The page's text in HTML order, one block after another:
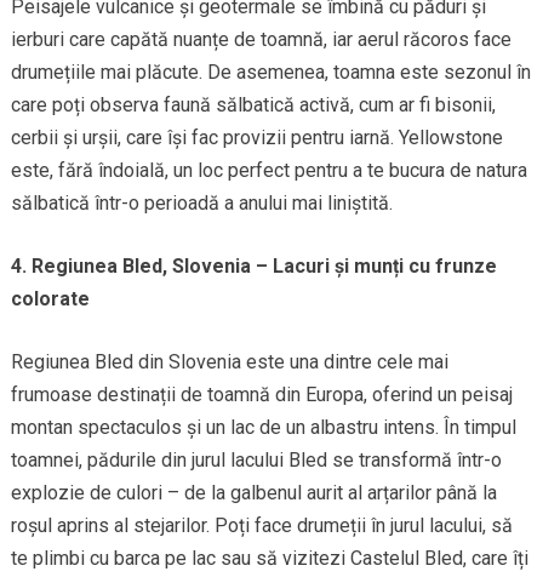
Peisajele vulcanice și geotermale se îmbină cu păduri și
ierburi care capătă nuanțe de toamnă, iar aerul răcoros face
drumețiile mai plăcute. De asemenea, toamna este sezonul în
care poți observa faună sălbatică activă, cum ar fi bisonii,
cerbii și urșii, care își fac provizii pentru iarnă. Yellowstone
este, fără îndoială, un loc perfect pentru a te bucura de natura
sălbatică într-o perioadă a anului mai liniștită.
4. Regiunea Bled, Slovenia – Lacuri și munți cu frunze
colorate
Regiunea Bled din Slovenia este una dintre cele mai
frumoase destinații de toamnă din Europa, oferind un peisaj
montan spectaculos și un lac de un albastru intens. În timpul
toamnei, pădurile din jurul lacului Bled se transformă într-o
explozie de culori – de la galbenul aurit al arțarilor până la
roșul aprins al stejarilor. Poți face drumeții în jurul lacului, să
te plimbi cu barca pe lac sau să vizitezi Castelul Bled, care îți